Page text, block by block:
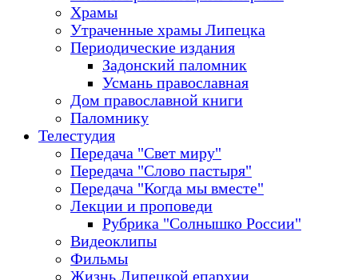
Храмы
Утраченные храмы Липецка
Периодические издания
Задонский паломник
Усмань православная
Дом православной книги
Паломнику
Телестудия
Передача "Свет миру"
Передача "Слово пастыря"
Передача "Когда мы вместе"
Лекции и проповеди
Рубрика "Солнышко России"
Видеоклипы
Фильмы
Жизнь Липецкой епархии